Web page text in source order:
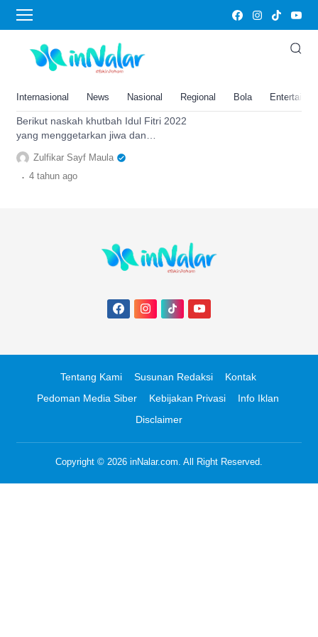
Internasional News Nasional Regional Bola
salat Idul Fitri
Naskah Khutbah Idul Fitri 2022
Menggetarkan Jiwa Sadarkan
Menjadi Muslim Wasathiyah
Berikut naskah khutbah Idul Fitri 2022
yang menggetarkan jiwa dan
menyadarkan hati dengan tema Meraih
Taqwa agar jadi Muslim Wasathiyyah
Zulfikar Sayf Maula
. 4 tahun ago
Tentang Kami Susunan Redaksi
Kontak
Pedoman Media Siber
Kebijakan Privasi
Info Iklan
Disclaimer
Copyright © 2026 inNalar.com. All Right Reserved.